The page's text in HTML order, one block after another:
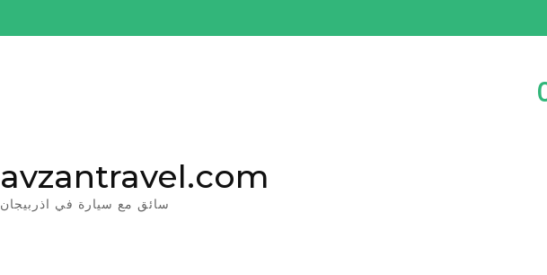
avzantravel.com
سائق مع سيارة في اذربيجان